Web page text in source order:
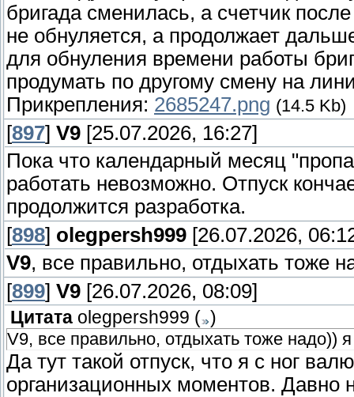
бригада сменилась, а счетчик
не обнуляется, а продолжает
для обнуления времени работы
продумать по другому смену на
Прикрепления: 2685247.png (14.5 Kb)
[897] V9 [25.07.2026, 16:27]
Пока что календарный месяц
работать невозможно. Отпуск
продолжится разработка.
[898] olegpersh999 [26.07.2026,
V9, все правильно, отдыхать тоже
[899] V9 [26.07.2026, 08:09]
Цитата olegpersh999 ( )
V9, все правильно, отдыхать тоже надо))
Да тут такой отпуск, что я с ног
организационных моментов.